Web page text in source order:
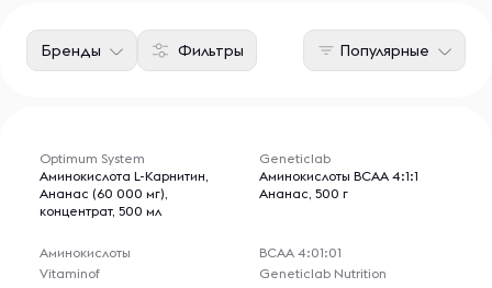
Фильтры
Бренды Популярные
Optimum System
Аминокислота L-Карнитин,
Ананас (60 000 мг),
концентрат, 500 мл
Аминокислоты
Vitaminof
Geneticlab
Аминокислоты BCAA 4:1:1
Ананас, 500 г
ВСАА 4:01:01
Geneticlab Nutrition